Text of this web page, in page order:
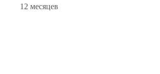
12 месяцев